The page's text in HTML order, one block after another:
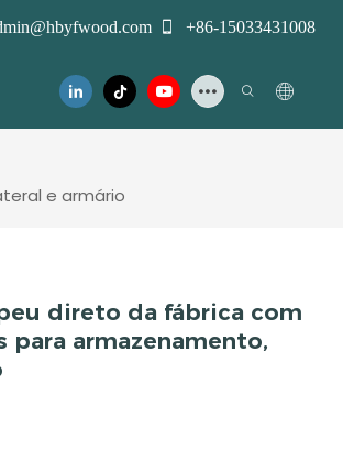
+86-15033431008
e armário
direto da fábrica com
para armazenamento,